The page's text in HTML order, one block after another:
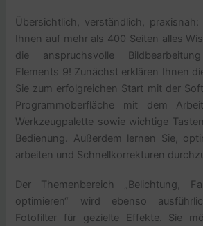
Übersichtlich, verständlich,
Ihnen auf mehr als 400 Seiten alles
die anspruchsvolle
Elements 9! Zunächst erklären Ihnen
Sie zum erfolgreichen Start mit der
Programmoberfläche mit dem
Werkzeugpalette sowie wichtige
Bedienung. Außerdem lernen Sie,
arbeiten und Schnellkorrekturen
Der Themenbereich „Belichtung,
optimieren“ wird ebenso
Fotofilter für gezielte Effekte. Sie